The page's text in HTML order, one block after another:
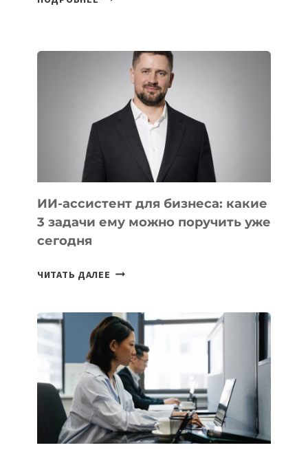
КОТОРЫЕ
РАЗВИВАЮТ
ТЕХНОЛОГИЧЕСКОЕ
ОБРАЗОВАНИЕ
ТАДЖИКИСТАНА
ИИ-ассистент для бизнеса: какие
3 задачи ему можно поручить уже
сегодня
ЧИТАТЬ ДАЛЕЕ ИИ-
БИЗНЕСА:
КАКИЕ
3
ЗАДАЧИ
ЕМУ
МОЖНО
ПОРУЧИТЬ
УЖЕ